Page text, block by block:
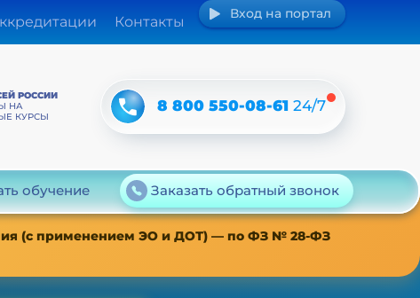
Контакты
Вход на портал
РОССИИ
НА
КУРСЫ
8 800 550-08-6124/7
обучение Заказать обратный звонок
(с применением ЭО и ДОТ) — по ФЗ № 28-ФЗ